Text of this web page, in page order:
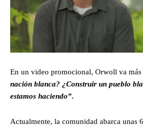
En un video promocional, Orwoll va más
nación blanca? ¿Construir un pueblo
estamos haciendo”.
Actualmente, la comunidad abarca unas